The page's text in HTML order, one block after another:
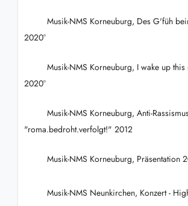
Musik-NMS Korneuburg, Des G'füh
2020°
Musik-NMS Korneuburg, I wake up
2020°
Musik-NMS Korneuburg, Anti-
"roma.bedroht.verfolgt!" 2012
Musik-NMS Korneuburg, Präsentation
Musik-NMS Neunkirchen, Konzert -